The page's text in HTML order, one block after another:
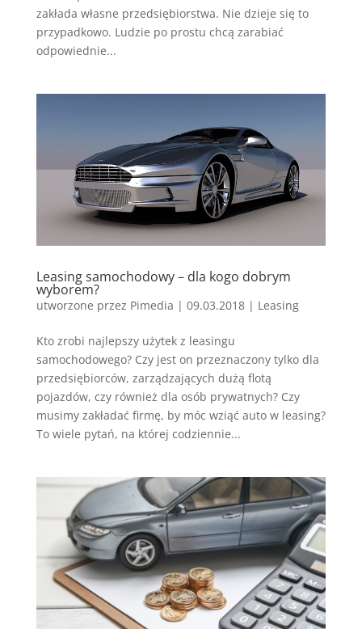
zakłada własne przedsiębiorstwa. Nie dzieje się to
przypadkowo. Ludzie po prostu chcą zarabiać
odpowiednie...
Leasing samochodowy – dla kogo dobrym
wyborem?
utworzone przez Pimedia | 09.03.2018| Leasing
Kto zrobi najlepszy użytek z leasingu
samochodowego? Czy jest on przeznaczony tylko dla
przedsiębiorców, zarządzających dużą flotą
pojazdów, czy również dla osób prywatnych? Czy
musimy zakładać firmę, by móc wziąć auto w leasing?
To wiele pytań, na której codziennie...